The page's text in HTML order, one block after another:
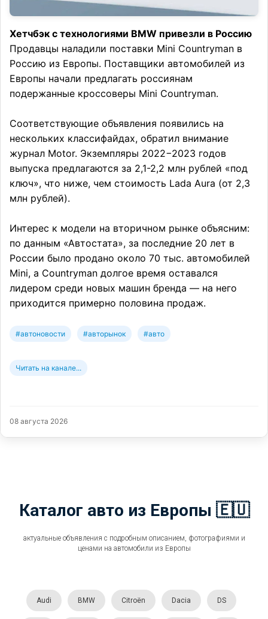
Хетчбэк с технологиями BMW привезли в Россию
Продавцы наладили поставки Mini Countryman в
Россию из Европы. Поставщики автомобилей из
Европы начали предлагать россиянам
подержанные кроссоверы Mini Countryman.
Соответствующие объявления появились на
нескольких классифайдах, обратил внимание
журнал Motor. Экземпляры 2022−2023 годов
выпуска предлагаются за 2,1-2,2 млн рублей «под
ключ», что ниже, чем стоимость Lada Aura (от 2,3
млн рублей).
Интерес к модели на вторичном рынке объясним:
по данным «Автостата», за последние 20 лет в
России было продано около 70 тыс. автомобилей
Mini, а Countryman долгое время оставался
лидером среди новых машин бренда — на него
приходится примерно половина продаж.
#автоновости #авторынок #авто
Читать на канале...
08 августа 2026
Каталог авто из Европы 🇪🇺
актуальные объявления с подробным описанием, фотографиями и
ценами на автомобили из Европы
Audi BMW Citroën Dacia DS